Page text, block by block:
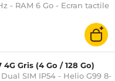
- RAM 6 Go - Ecran tactile
Go - NFC/Bluetooth 5.3 -
4G Gris (4 Go / 128 Go)
SIM IP54 - Helio G99 8-